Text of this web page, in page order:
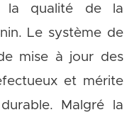
la qualité de la
Le système de
mise à jour des
et mérite
Malgré la